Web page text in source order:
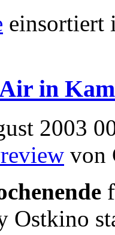
in
2003
von
Ostkino